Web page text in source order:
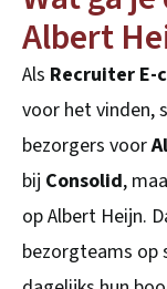
Albert
Als Recruiter E-
voor het vinden,
bezorgers voor
bij Consolid,
op Albert Heijn.
bezorgteams op